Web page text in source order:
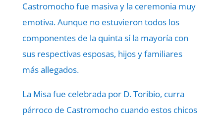
Castromocho fue masiva y la ceremonia muy
emotiva. Aunque no estuvieron todos los
componentes de la quinta sí la mayoría con
sus respectivas esposas, hijos y familiares
más allegados.
La Misa fue celebrada por D. Toribio, curra
párroco de Castromocho cuando estos chicos